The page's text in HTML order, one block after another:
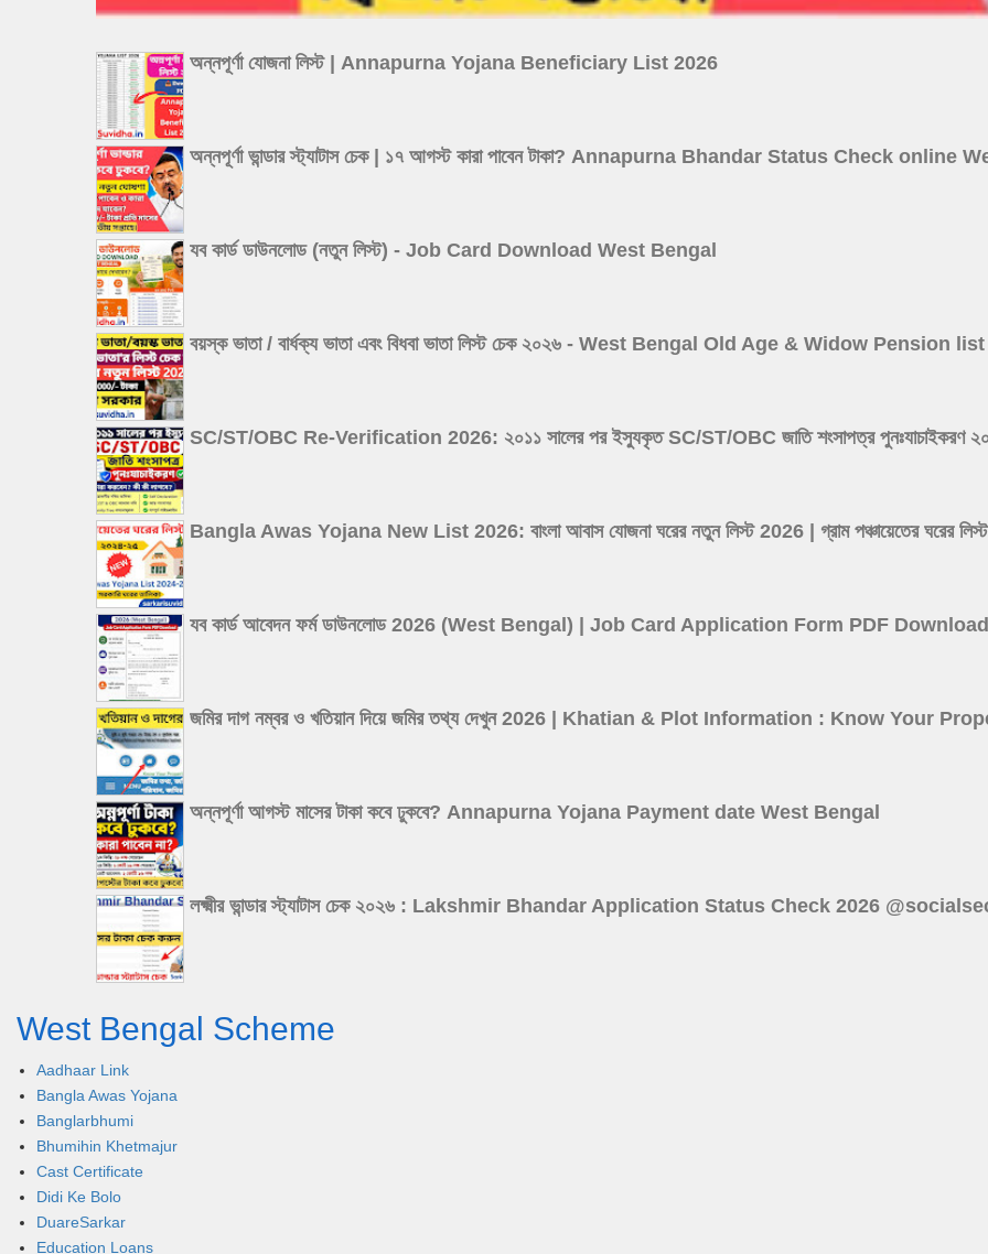
অন্নপূর্ণা যোজনা লিস্ট | Annapurna Yojana Beneficiary List 2026
অন্নপূর্ণা ভান্ডার স্ট্যাটাস চেক | ১৭ আগস্ট কারা পাবেন টাকা? Annapurna Bhandar Status Check online
যব কার্ড ডাউনলোড (নতুন লিস্ট) - Job Card Download West Bengal
বয়স্ক ভাতা / বার্ধক্য ভাতা এবং বিধবা ভাতা লিস্ট চেক ২০২৬ - West Bengal Old Age & Widow Pension
SC/ST/OBC Re-Verification 2026: ২০১১ সালের পর ইস্যুকৃত SC/ST/OBC জাতি শংসাপত্র পুনঃযাচাইকরণ
Bangla Awas Yojana New List 2026: বাংলা আবাস যোজনা ঘরের নতুন লিস্ট 2026 | গ্রাম পঞ্চায়েতের
যব কার্ড আবেদন ফর্ম ডাউনলোড 2026 (West Bengal) | Job Card Application Form PDF Download
জমির দাগ নম্বর ও খতিয়ান দিয়ে জমির তথ্য দেখুন 2026 | Khatian & Plot Information : Know Your
অন্নপূর্ণা আগস্ট মাসের টাকা কবে ঢুকবে? Annapurna Yojana Payment date West Bengal
লক্ষ্মীর ভান্ডার স্ট্যাটাস চেক ২০২৬ : Lakshmir Bhandar Application Status Check 2026
West Bengal Scheme
Aadhaar Link
Bangla Awas Yojana
Banglarbhumi
Bhumihin Khetmajur
Cast Certificate
Didi Ke Bolo
DuareSarkar
Education Loans